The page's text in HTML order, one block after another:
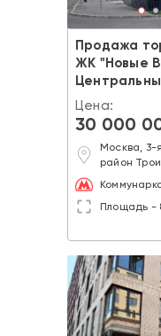
Продажа
ЖК "Новые
Цена:
30 000
Москва, 3-
район
Площадь -